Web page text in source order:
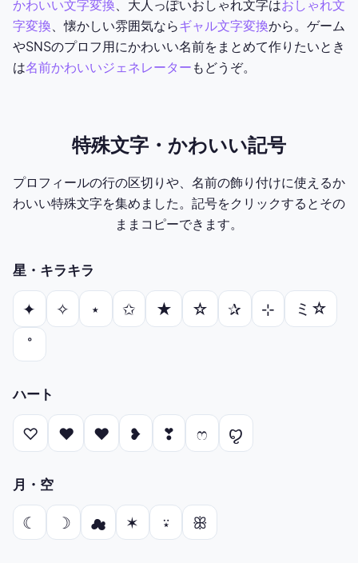
かわいい文字変換、大人っぽいおしゃれ文字はおしゃれ文
字変換、懐かしい雰囲気ならギャル文字変換から。ゲーム
やSNSのプロフ用にかわいい名前をまとめて作りたいとき
は名前かわいいジェネレーターもどうぞ。
特殊文字・かわいい記号
プロフィールの行の区切りや、名前の飾り付けに使えるか
わいい特殊文字を集めました。記号をクリックするとその
ままコピーできます。
星・キラキラ
✦ ✧ ⋆ ✩ ★ ☆ ✰ ⊹
ミ☆
˚
ハート
♡ ♥ ❤ ❥ ❣ ෆ ꨄ
月・空
☾ ☽ ☁ ✶ ⍣ ꕥ